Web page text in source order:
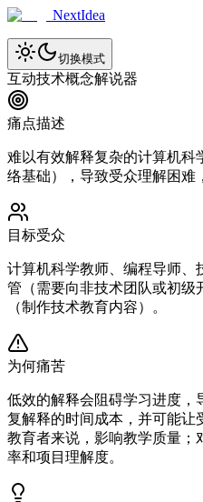
NextIdea
切换模式
互动技术概念解说器
痛点描述
难以有效解释复杂的计算机科
络基础），导致受众理解困难
目标受众
计算机科学教师、编程导师、
管（需要向非技术团队或初级
（制作技术教育内容）。
为何痛苦
低效的解释会阻碍学习进度，
复解释的时间成本，并可能让
教育者来说，影响教学质量；
率和项目理解度。